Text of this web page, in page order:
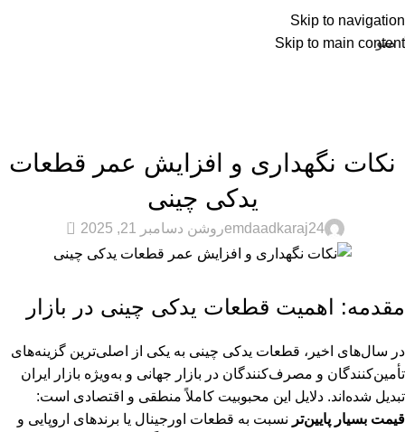
Skip to navigation
Skip to main content
منو
نکات نگهداری و افزایش عمر قطعات
یدکی چینی
emdaadkaraj24روشن دسامبر 21, 2025 0
مقدمه: اهمیت قطعات یدکی چینی در بازار
در سال‌های اخیر، قطعات یدکی چینی به یکی از اصلی‌ترین گزینه‌های
تأمین‌کنندگان و مصرف‌کنندگان در بازار جهانی و به‌ویژه بازار ایران
تبدیل شده‌اند. دلایل این محبوبیت کاملاً منطقی و اقتصادی است:
قیمت بسیار پایین‌تر نسبت به قطعات اورجینال یا برندهای اروپایی و